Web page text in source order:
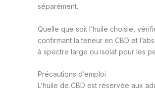
séparément.
Quelle que soit l’huile choisie,
confirmant la teneur en CBD et
à spectre large ou isolat pour les
Précautions d’emploi
L’huile de CBD est réservée aux